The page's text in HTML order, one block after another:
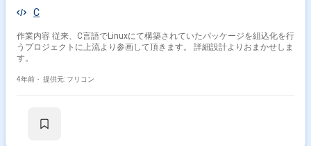
C
作業内容 従来、C言語でLinuxにて構築されていたパッケージを組込化を行
うプロジェクトに上流より参画して頂きます。 詳細設計よりおまかせしま
す。
4年前・ 提供元: フリコン